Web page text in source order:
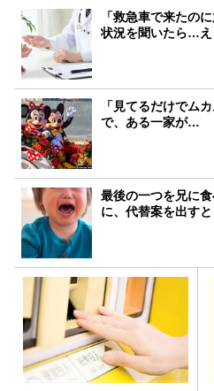
「救急車で来たの
状況を聞いたら…え
「見てるだけでム
で、ある一家が…
最後の一つを兄に
に、代替案を出すと